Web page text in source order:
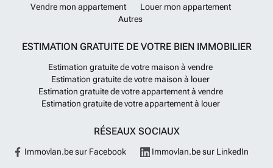
Vendre mon appartement
Louer mon appartement
Autres
ESTIMATION GRATUITE DE VOTRE BIEN IMMOBILIER
Estimation gratuite de votre maison à vendre
Estimation gratuite de votre maison à louer
Estimation gratuite de votre appartement à vendre
Estimation gratuite de votre appartement à louer
RÉSEAUX SOCIAUX
Immovlan.be sur Facebook Immovlan.be sur LinkedIn